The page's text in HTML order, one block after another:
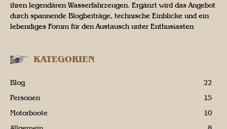
ihren legendären Wasserfahrzeugen. Ergänzt wird das Angebot
durch spannende Blogbeiträge, technische Einblicke und ein
lebendiges Forum für den Austausch unter Enthusiasten
KATEGORIEN
Blog
22
Personen
15
Motorboote
10